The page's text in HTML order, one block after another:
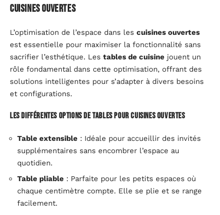
cuisines ouvertes
L’optimisation de l’espace dans les cuisines ouvertes
est essentielle pour maximiser la fonctionnalité sans
sacrifier l’esthétique. Les tables de cuisine jouent un
rôle fondamental dans cette optimisation, offrant des
solutions intelligentes pour s’adapter à divers besoins
et configurations.
Les différentes options de tables pour cuisines ouvertes
Table extensible : Idéale pour accueillir des invités
supplémentaires sans encombrer l’espace au
quotidien.
Table pliable : Parfaite pour les petits espaces où
chaque centimètre compte. Elle se plie et se range
facilement.